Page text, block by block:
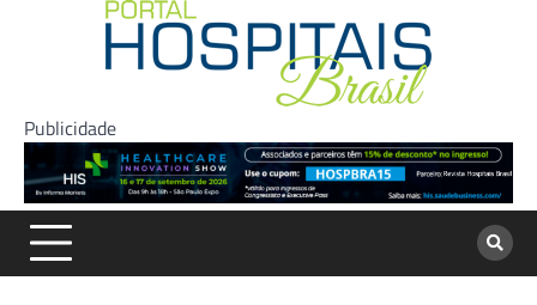
Publicidade